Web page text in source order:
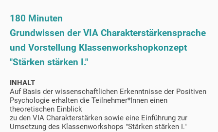
180 Minuten
Grundwissen der VIA Charakterstärkensprache
und Vorstellung Klassenworkshopkonzept
"Stärken stärken I."
INHALT
Auf Basis der wissenschaftlichen Erkenntnisse der Positiven
Psychologie erhalten die Teilnehmer*Innen einen
theoretischen Einblick
zu den VIA Charakterstärken sowie eine Einführung zur
Umsetzung des Klassenworkshops "Stärken stärken I."